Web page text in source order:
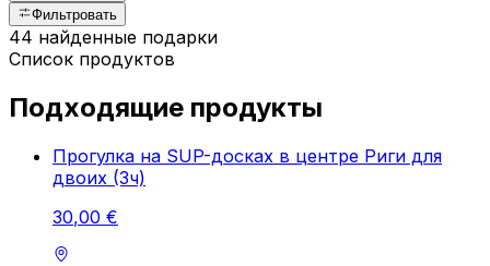
Фильтровать
44 найденные подарки
Список продуктов
Подходящие продукты
Прогулка на SUP-досках в центре Риги для
двоих (3ч)
30,00 €